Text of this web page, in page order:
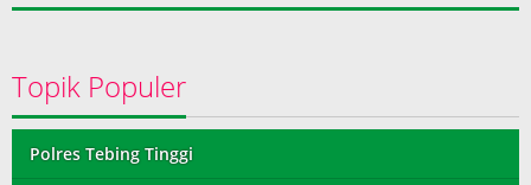
Topik Populer
Polres Tebing Tinggi